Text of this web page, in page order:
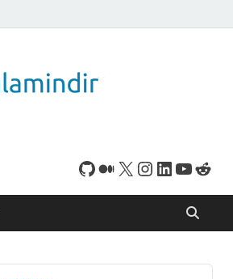
indirebileceğiniz sade
bir indirme sitesidir.